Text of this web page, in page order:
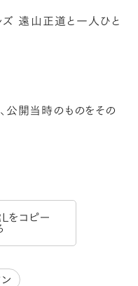
遠山正道と一人ひと
公開当時のものをその
をコピー